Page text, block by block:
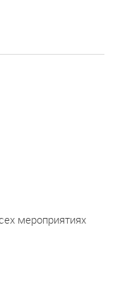
мероприятиях